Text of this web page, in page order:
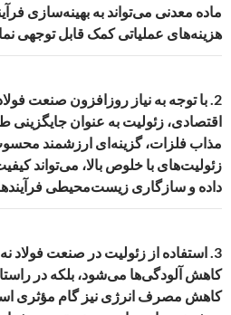
ماده معدنی می‌تواند به بهینه‌سازی
هزینه‌های عملیاتی کمک قابل توجهی
2. با توجه به نیاز روزافزون صنعت
اقتصادی، زئولیت به عنوان جایگزینی
مذاب فلزات، گزینه‌ای ارزشمند
زئولیت‌های با خلوص بالا، می‌تواند
داده و سازگاری زیست‌محیطی
3. استفاده از زئولیت در صنعت فولاد
کاهش آلودگی‌ها می‌شود، بلکه در
کاهش مصرف انرژی نیز گام مؤثری